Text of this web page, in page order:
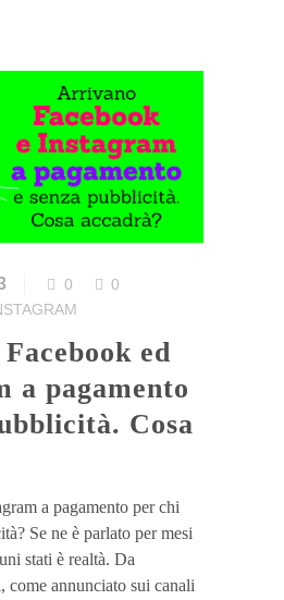
0
0
a pagamento
Cosa
a pagamento per chi
Se ne è parlato per mesi
stati è realtà. Da
come annunciato sui canali